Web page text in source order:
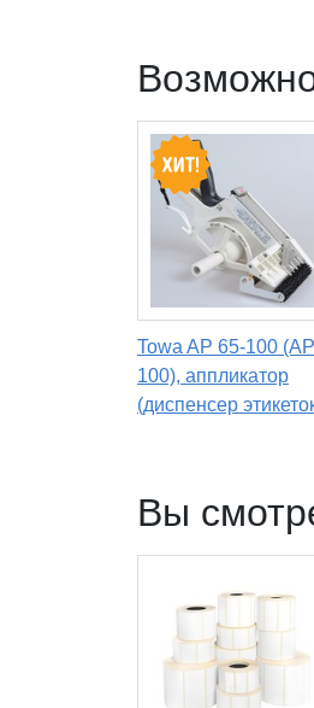
Towa AP 65-100
100), аппликатор
(диспенсер
Вы